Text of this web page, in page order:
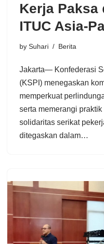
Kerja Paksa
ITUC Asia-
by Suhari Berita
Jakarta— Konfederasi
(KSPI) menegaskan
memperkuat
serta memerangi
solidaritas serikat
ditegaskan dalam…